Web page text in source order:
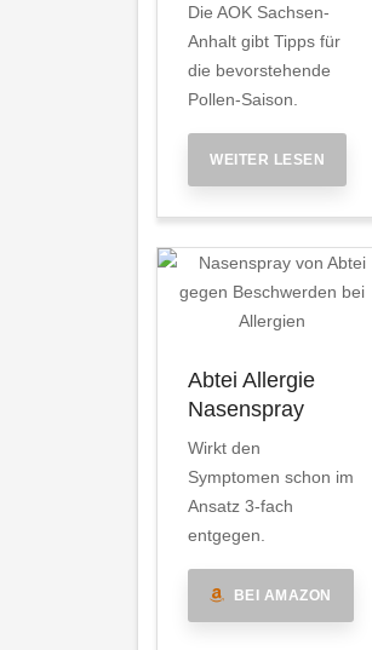
Die AOK Sachsen-
Anhalt gibt Tipps für
die bevorstehende
Pollen-Saison.
WEITER LESEN
Abtei Allergie
Nasenspray
Wirkt den
Symptomen schon im
Ansatz 3-fach
entgegen.
BEI AMAZON